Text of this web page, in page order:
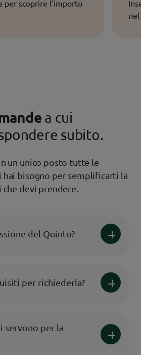
per scoprire l’importo
a cui
subito.
un unico posto tutte le
hai bisogno per semplificarti la
devi prendere.
del Quinto?
per richiederla?
servono per la